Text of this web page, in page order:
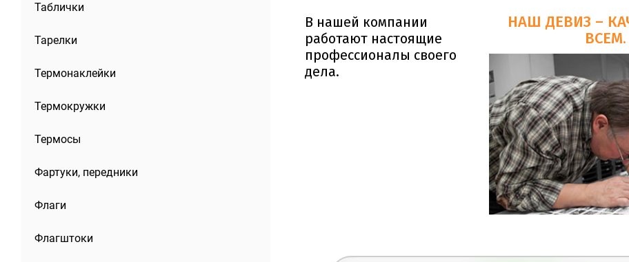
Таблички
Тарелки
Термонаклейки
Термокружки
Термосы
Фартуки, передники
Флаги
Флагштоки
В нашей компании
работают настоящие
профессионалы своего
дела.
НАШ ДЕВИЗ –
ВСЕМ.